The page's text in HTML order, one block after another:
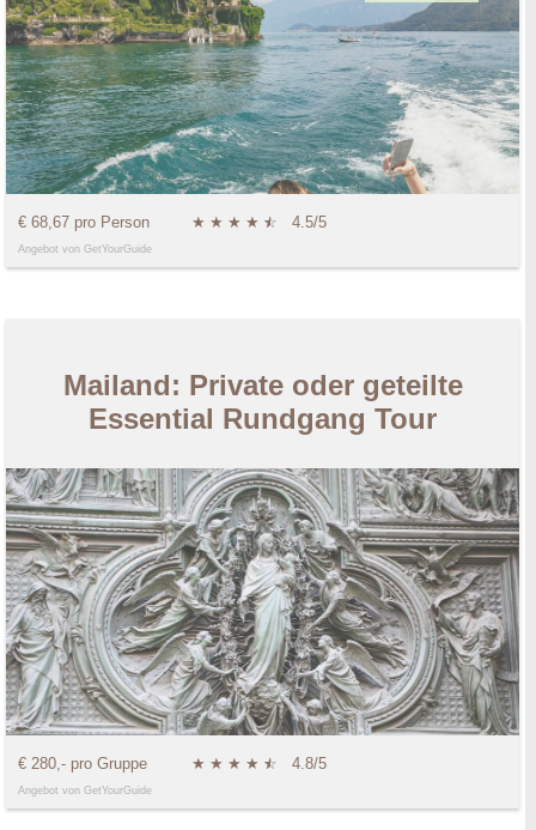
€ 68,67 pro Person ★ ★ ★ ★ ★
☆ 4.5/5
Angebot von GetYourGuide
Mailand: Private oder geteilte
Essential Rundgang Tour
€ 280,- pro Gruppe ★ ★ ★ ★ ★
☆ 4.8/5
Angebot von GetYourGuide